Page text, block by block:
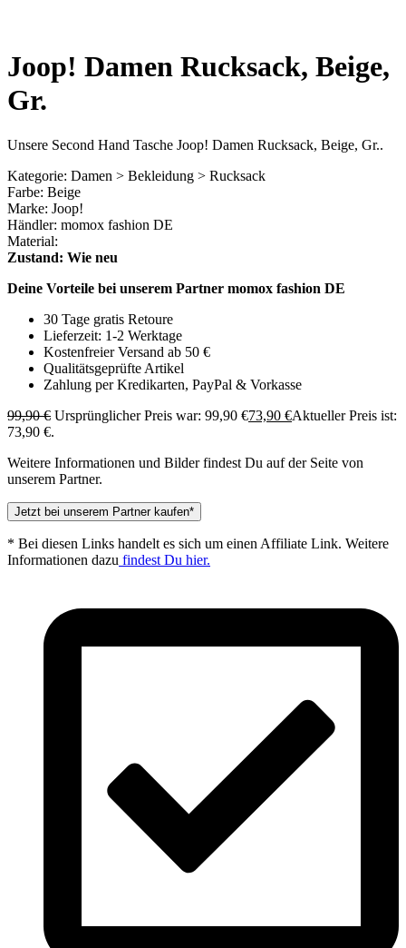
Joop! Damen Rucksack, Beige,
Gr.
Unsere Second Hand Tasche Joop! Damen Rucksack, Beige, Gr..
Kategorie: Damen > Bekleidung > Rucksack
Farbe: Beige
Marke: Joop!
Händler: momox fashion DE
Material:
Zustand: Wie neu
Deine Vorteile bei unserem Partner momox fashion DE
30 Tage gratis Retoure
Lieferzeit: 1-2 Werktage
Kostenfreier Versand ab 50 €
Qualitätsgeprüfte Artikel
Zahlung per Kredikarten, PayPal & Vorkasse
99,90€ Ursprünglicher Preis war: 99,90 €73,90 €Aktueller Preis ist:
73,90 €.
Weitere Informationen und Bilder findest Du auf der Seite von
unserem Partner.
Jetzt bei unserem Partner kaufen*
* Bei diesen Links handelt es sich um einen Affiliate Link. Weitere
Informationen dazu findest Du hier.